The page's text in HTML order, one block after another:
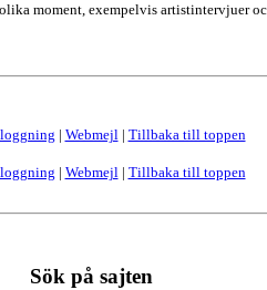
moment, exempelvis artistintervjuer
| Webmejl| Tillbaka till toppen
| Webmejl| Tillbaka till toppen
Sök på sajten